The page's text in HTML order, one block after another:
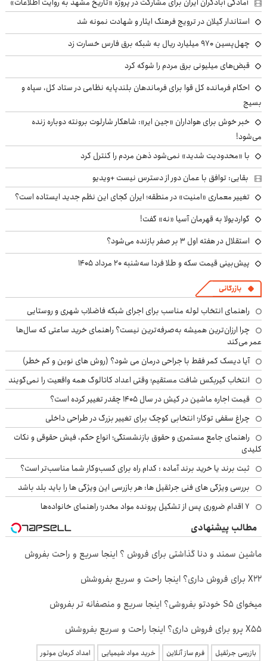
استاندار گیلان در ترویج فرهنگ ایثار و شهادت نمونه شد
چهل‌پسین ۹۷۰ میلیارد ریال به شبکه برق فارس خسارت زد
قبض‌های میلیونی برق مردم را شوکه کرد
احکام فرمانده کل قوا برای فرماندهان بلندپایه نظامی در ستاد کل، سپاه و
بسیج
خبر خوش برای هواداران «جین ایر»: شاهکار شارلوت برونته دوباره زنده
می‌شود!
با «محدودیت شدید» نمی‌شود ذهن مردم را کنترل کرد
بقایی: توافق با عمان دور از دسترس نیست +ویدیو
تغییر معماری «امنیت» در منطقه؛ ایران کجای این نظم جدید ایستاده است؟
گواردیولا به قهرمان آسیا «نه» گفت!
استقلال در هفته اول ۳ بر صفر بازنده می‌شود؟
پیش‌بینی قیمت سکه و طلا فردا سه‌شنبه ۲۰ مرداد ۱۴۰۵
بازرگانی
راهنمای انتخاب لوله مناسب برای اجرای شبکه فاضلاب شهری و روستایی
چرا ارزان‌ترین همیشه به‌صرفه‌ترین نیست؟ راهنمای خرید ساعتی که سال‌ها
عمر می‌کند
آیا دیسک کمر فقط با جراحی درمان می شود؟ (روش های نوین و کم خطر)
انتخاب گیربکس شافت مستقیم؛ وقتی اعداد کاتالوگ همه واقعیت را نمی‌گویند
قیمت اجاره ماشین در کیش در سال ۱۴۰۵ چقدر تغییر کرده است؟
چراغ سقفی توکار؛ انتخابی کوچک برای تغییر بزرگ در طراحی داخلی
راهنمای جامع مستمری و حقوق بازنشستگی؛ انواع حکم، فیش حقوقی و نکات
کلیدی
ثبت برند یا خرید برند آماده : کدام راه برای کسب‌وکار شما مناسب‌تر است؟
بررسی ویژگی های فنی جرثقیل ها: هر بازرسی این ویژگی ها را باید بلد باشد
۷ اقدام ضروری پس از تشکیل پرونده مواد مخدر؛ راهنمای خانواده‌ها
مطالب پیشنهادی
ماشین سمند و دنا گذاشتی برای فروش ؟ اینجا سریع و راحت بفروش
X22 برای فروش داری؟ اینجا راحت و سریع بفروشش
میخوای S5 خودتو بفروشی؟ اینجا سریع و منصفانه تر بفروش
X55 پرو برای فروش داری؟ اینجا راحت و سریع بفروشش
بازرسی جرثقیل فرم ساز آنلاین خرید مواد شیمیایی امداد کرمان موتور